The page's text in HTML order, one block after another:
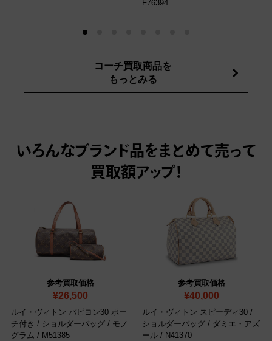
F76394
コーチ買取商品を
もっとみる
いろんなブランド品をまとめて売って
買取額アップ！
参考買取価格
¥26,500
ルイ・ヴィトン パピヨン30 ポー
チ付き / ショルダーバッグ / モノ
グラム / M51385
参考買取価格
¥40,000
ルイ・ヴィトン スピーディ30 /
ショルダーバッグ / ダミエ・アズ
ール / N41370